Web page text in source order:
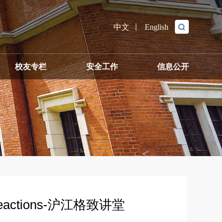
中文 English
校友专栏 安全工作 信息公开
论坛
沪江格致讲堂